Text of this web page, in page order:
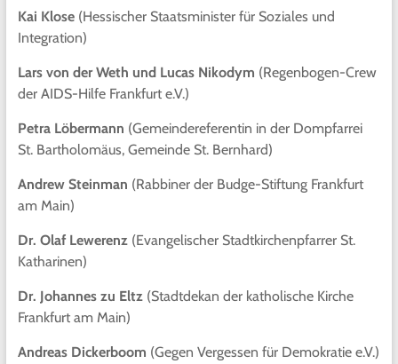
Kai Klose (Hessischer Staatsminister für Soziales und
Integration)
Lars von der Weth und Lucas Nikodym (Regenbogen-Crew
der AIDS-Hilfe Frankfurt e.V.)
Petra Löbermann (Gemeindereferentin in der Dompfarrei
St. Bartholomäus, Gemeinde St. Bernhard)
Andrew Steinman (Rabbiner der Budge-Stiftung Frankfurt
am Main)
Dr. Olaf Lewerenz (Evangelischer Stadtkirchenpfarrer St.
Katharinen)
Dr. Johannes zu Eltz (Stadtdekan der katholische Kirche
Frankfurt am Main)
Andreas Dickerboom (Gegen Vergessen für Demokratie e.V.)